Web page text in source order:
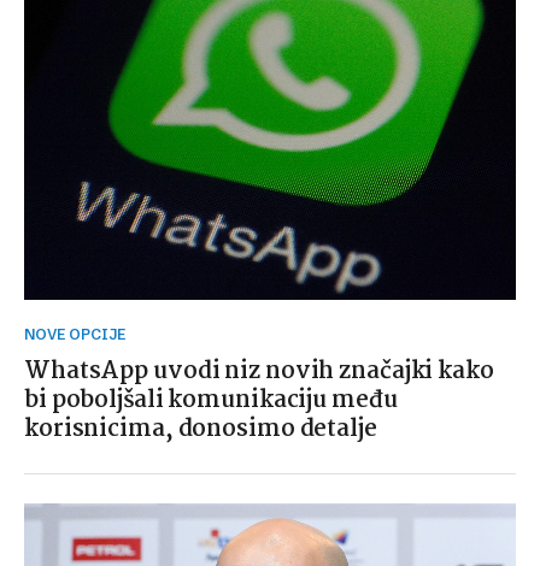
NOVE OPCIJE
WhatsApp uvodi niz novih značajki kako
bi poboljšali komunikaciju među
korisnicima, donosimo detalje